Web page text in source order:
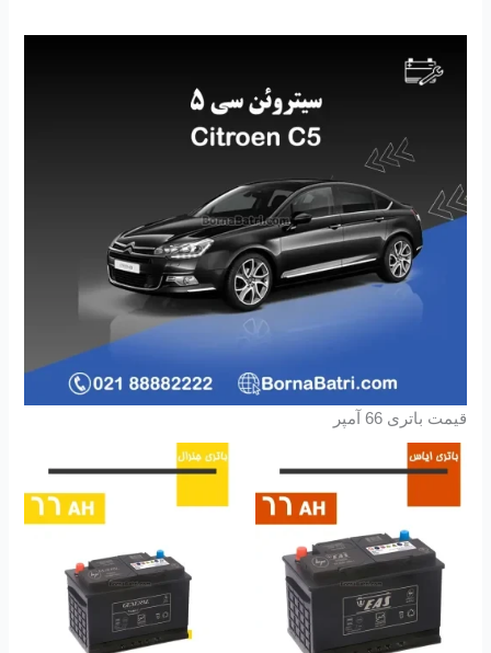
قیمت باتری 66 آمپر